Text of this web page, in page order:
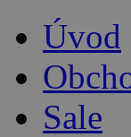
Úvod
Sale